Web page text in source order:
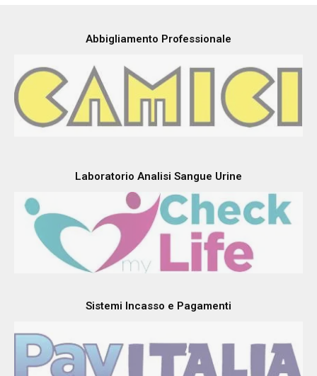
Abbigliamento Professionale
Laboratorio Analisi Sangue Urine
Sistemi Incasso e Pagamenti